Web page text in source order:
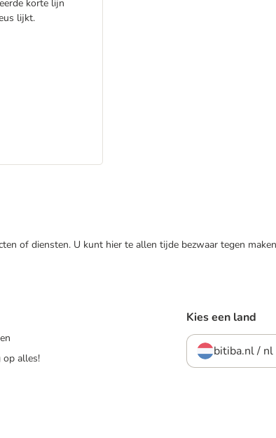
korte lijn
lijkt.
of diensten. U kunt hier te allen tijde bezwaar tegen
op alles!
Kies een land
bitiba.nl / nl